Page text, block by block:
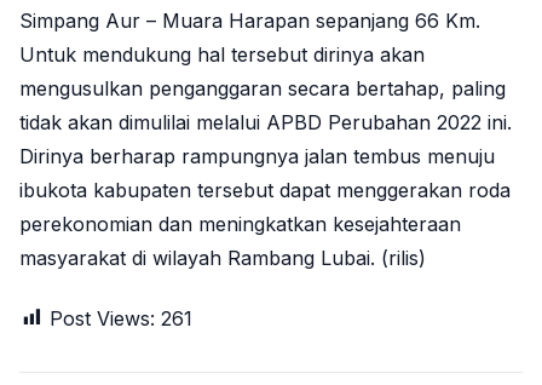
Simpang Aur – Muara Harapan sepanjang 66 Km.
Untuk mendukung hal tersebut dirinya akan
mengusulkan penganggaran secara bertahap, paling
tidak akan dimulilai melalui APBD Perubahan 2022 ini.
Dirinya berharap rampungnya jalan tembus menuju
ibukota kabupaten tersebut dapat menggerakan roda
perekonomian dan meningkatkan kesejahteraan
masyarakat di wilayah Rambang Lubai. (rilis)
Post Views: 261